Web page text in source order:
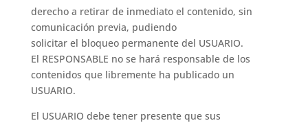
derecho a retirar de inmediato el contenido, sin
comunicación previa, pudiendo
solicitar el bloqueo permanente del USUARIO.
El RESPONSABLE no se hará responsable de los
contenidos que libremente ha publicado un
USUARIO.
El USUARIO debe tener presente que sus